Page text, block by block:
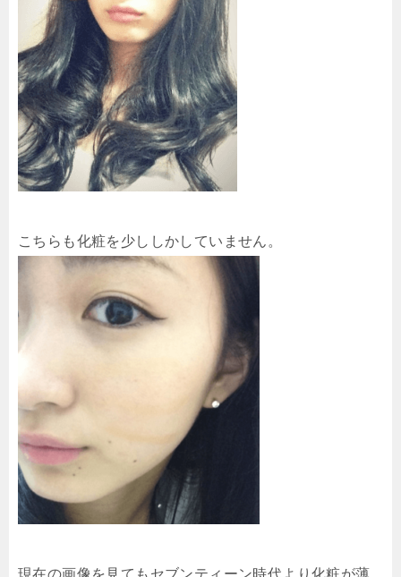
こちらも化粧を少ししかしていません。
現在の画像を見てもセブンティーン時代より化粧が薄